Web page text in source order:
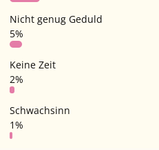
Nicht genug Geduld
5%
Keine Zeit
2%
Schwachsinn
1%